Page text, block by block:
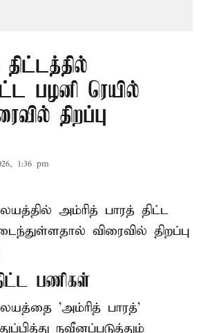
பழனி ரெயில்
திறப்பு
1:36 pm
அம்ரித் பாரத் திட்ட
விரைவில் திறப்பு
பணிகள்
'அம்ரித் பாரத்'
நவீனப்படுத்தும்